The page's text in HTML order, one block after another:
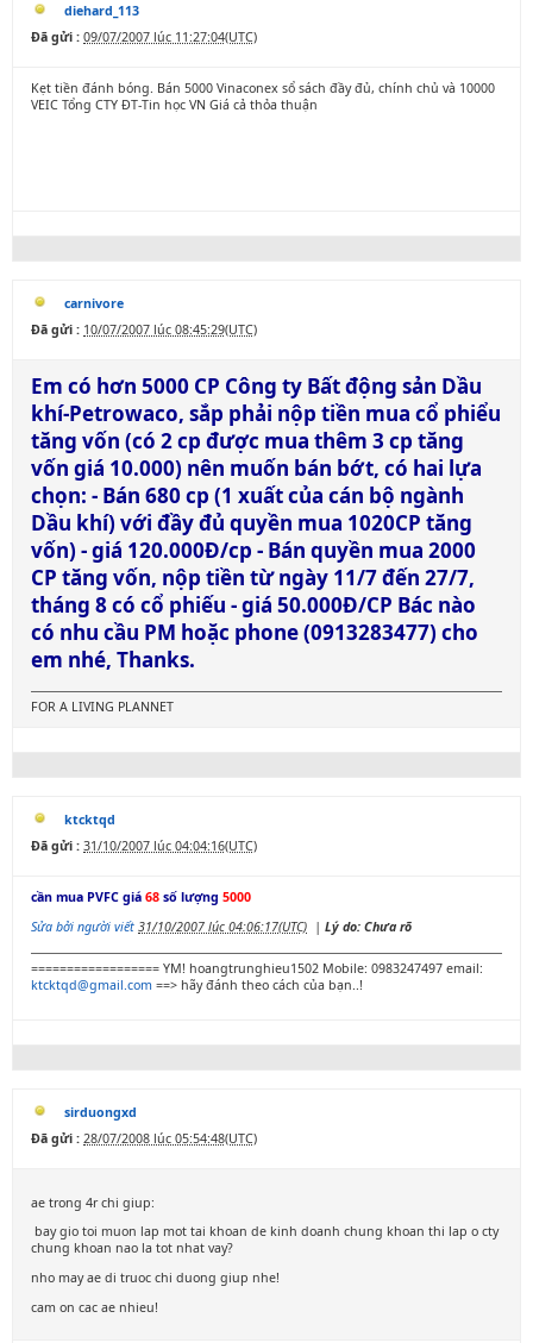
diehard_113
Đã gửi : 09/07/2007 lúc 11:27:04(UTC)
Kẹt tiền đánh bóng. Bán 5000 Vinaconex sổ sách đầy đủ, chính chủ và 10000
VEIC Tổng CTY ĐT-Tin học VN Giá cả thỏa thuận
carnivore
Đã gửi : 10/07/2007 lúc 08:45:29(UTC)
Em có hơn 5000 CP Công ty Bất động sản Dầu
khí-Petrowaco, sắp phải nộp tiền mua cổ phiểu
tăng vốn (có 2 cp được mua thêm 3 cp tăng
vốn giá 10.000) nên muốn bán bớt, có hai lựa
chọn: - Bán 680 cp (1 xuất của cán bộ ngành
Dầu khí) với đầy đủ quyền mua 1020CP tăng
vốn) - giá 120.000Đ/cp - Bán quyền mua 2000
CP tăng vốn, nộp tiền từ ngày 11/7 đến 27/7,
tháng 8 có cổ phiếu - giá 50.000Đ/CP Bác nào
có nhu cầu PM hoặc phone (0913283477) cho
em nhé, Thanks.
FOR A LIVING PLANNET
ktcktqd
Đã gửi : 31/10/2007 lúc 04:04:16(UTC)
cần mua PVFC giá 68 số lượng 5000
Sửa bởi người viết 31/10/2007 lúc 04:06:17(UTC) | Lý do: Chưa rõ
================== YM! hoangtrunghieu1502 Mobile: 0983247497 email:
ktcktqd@gmail.com ==> hãy đánh theo cách của bạn..!
sirduongxd
Đã gửi : 28/07/2008 lúc 05:54:48(UTC)
ae trong 4r chi giup:
bay gio toi muon lap mot tai khoan de kinh doanh chung khoan thi lap o cty
chung khoan nao la tot nhat vay?
nho may ae di truoc chi duong giup nhe!
cam on cac ae nhieu!